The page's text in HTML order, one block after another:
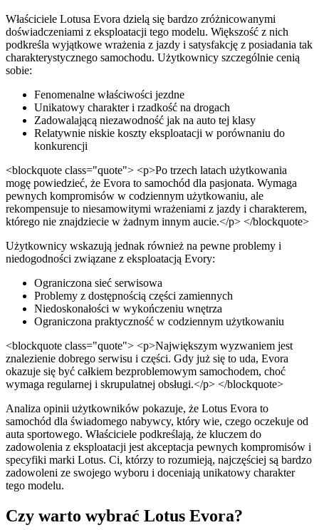
Właściciele Lotusa Evora dzielą się bardzo zróżnicowanymi
doświadczeniami z eksploatacji tego modelu. Większość z nich
podkreśla wyjątkowe wrażenia z jazdy i satysfakcję z posiadania tak
charakterystycznego samochodu. Użytkownicy szczególnie cenią
sobie:
Fenomenalne właściwości jezdne
Unikatowy charakter i rzadkość na drogach
Zadowalającą niezawodność jak na auto tej klasy
Relatywnie niskie koszty eksploatacji w porównaniu do
konkurencji
<blockquote class="quote"> <p>Po trzech latach użytkowania
mogę powiedzieć, że Evora to samochód dla pasjonata. Wymaga
pewnych kompromisów w codziennym użytkowaniu, ale
rekompensuje to niesamowitymi wrażeniami z jazdy i charakterem,
którego nie znajdziecie w żadnym innym aucie.</p> </blockquote>
Użytkownicy wskazują jednak również na pewne problemy i
niedogodności związane z eksploatacją Evory:
Ograniczona sieć serwisowa
Problemy z dostępnością części zamiennych
Niedoskonałości w wykończeniu wnętrza
Ograniczona praktyczność w codziennym użytkowaniu
<blockquote class="quote"> <p>Największym wyzwaniem jest
znalezienie dobrego serwisu i części. Gdy już się to uda, Evora
okazuje się być całkiem bezproblemowym samochodem, choć
wymaga regularnej i skrupulatnej obsługi.</p> </blockquote>
Analiza opinii użytkowników pokazuje, że Lotus Evora to
samochód dla świadomego nabywcy, który wie, czego oczekuje od
auta sportowego. Właściciele podkreślają, że kluczem do
zadowolenia z eksploatacji jest akceptacja pewnych kompromisów i
specyfiki marki Lotus. Ci, którzy to rozumieją, najczęściej są bardzo
zadowoleni ze swojego wyboru i doceniają unikatowy charakter
tego modelu.
Czy warto wybrać Lotus Evora?